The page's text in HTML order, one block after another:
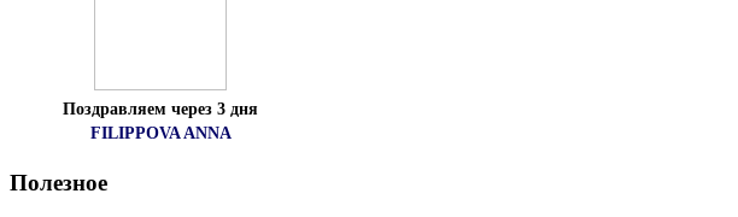
Поздравляем через 3 дня
FILIPPOVA ANNA
Полезное